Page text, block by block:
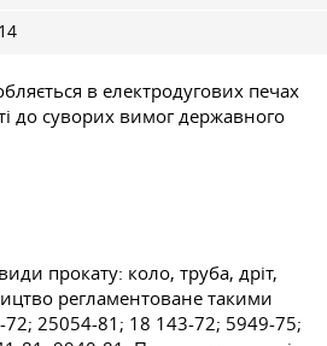
в електродугових печах
до суворих вимог державного
прокату: коло, труба, дріт,
регламентоване такими
25054-81; 18 143-72; 5949-75;